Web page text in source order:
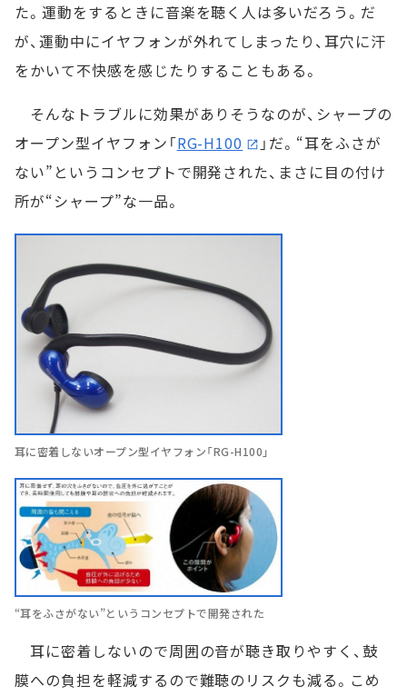
た。運動をするときに音楽を聴く人は多いだろう。だ
が、運動中にイヤフォンが外れてしまったり、耳穴に汗
をかいて不快感を感じたりすることもある。
そんなトラブルに効果がありそうなのが、シャープの
オープン型イヤフォン「RG-H100
」だ。“耳をふさが
ない”というコンセプトで開発された、まさに目の付け
所が“シャープ”な一品。
耳に密着しないオープン型イヤフォン「RG-H100」
“耳をふさがない”というコンセプトで開発された
耳に密着しないので周囲の音が聴き取りやすく、鼓
膜への負担を軽減するので難聴のリスクも減る。こめ